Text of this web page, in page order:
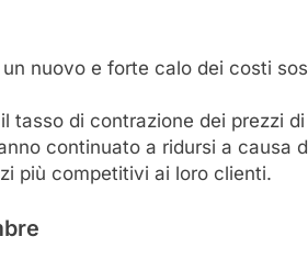
nuovo e forte calo dei costi
di contrazione dei prezzi
continuato a ridursi a causa
più competitivi ai loro clienti.